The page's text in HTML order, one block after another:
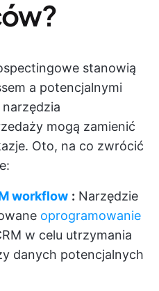
stanowią
a potencjalnymi
mogą zamienić
Oto, na co zwrócić
workflow : Narzędzie
oprogramowanie
w celu utrzymania
danych potencjalnych